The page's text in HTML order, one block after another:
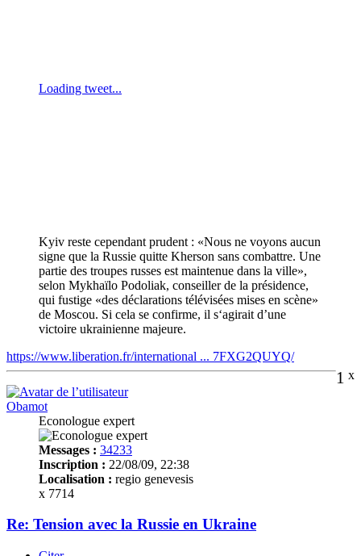
Kyiv reste cependant prudent : «Nous ne voyons aucun
signe que la Russie quitte Kherson sans combattre. Une
partie des troupes russes est maintenue dans la ville»,
selon Mykhaïlo Podoliak, conseiller de la présidence,
qui fustige «des déclarations télévisées mises en scène»
de Moscou. Si cela se confirme, il s‘agirait d’une
victoire ukrainienne majeure.
https://www.liberation.fr/international ... 7FXG2QUYQ/
1 x
Obamot
Econologue expert
Messages : 34233
Inscription : 22/08/09, 22:38
Localisation : regio genevesis
x 7714
Re: Tension avec la Russie en Ukraine